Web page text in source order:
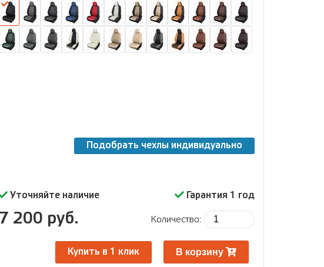
Подобрать чехлы индивидуально
Уточняйте наличие Гарантия 1 год
7 200 руб. Количество:
Купить в 1 клик В корзину